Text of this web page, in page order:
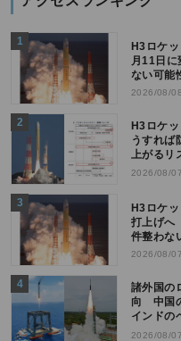
H3ロケ
月11日
ない可能
2026/08/
H3ロケ
うすれば
上がるリ
2026/08/
H3ロケ
打上げ
件整わな
2026/08/
諸外国の
向 中国
インドの
の成功
2026/08/